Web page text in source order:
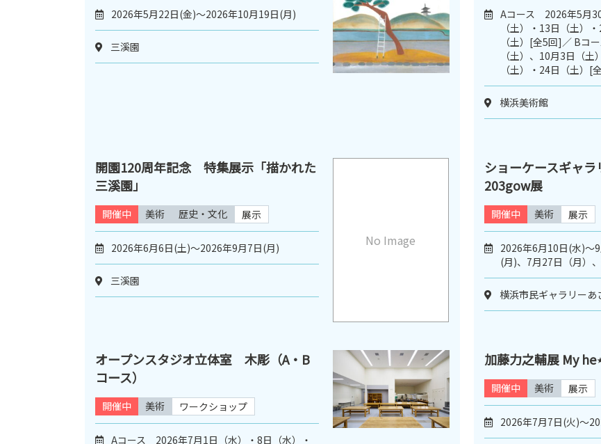
2026年5月22日(金)～2026年10月19日(月)
三溪園
Aコース 2026年5月
（土）・13日（土）
（土）[全5回]／ Bコ
（土）、10月3日（
（土）・24日（土）[
横浜美術館
No Image
開園120周年記念 特集展示「描かれた
三溪園」
開催中 美術 歴史・文化 展示
2026年6月6日(土)～2026年9月7日(月)
三溪園
ショーケースギャ
203gow展
開催中 美術 展示
2026年6月10日(水)
(月)、7月27日（月）
横浜市民ギャラリーあ
オープンスタジオ立体室 木彫（A・B
コース）
開催中 美術 ワークショップ
Aコース 2026年7月1日（水）・8日（水）・
加藤力之輔展 My
開催中 美術 展示
2026年7月7日(火)～